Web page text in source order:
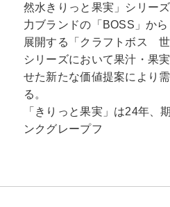
然水きりっと果実」シリー
力ブランドの「BOSS」か
展開する「クラフトボス 世
シリーズにおいて果汁・果
せた新たな価値提案により
る。
「きりっと果実」は24年、
ンクグレープフ